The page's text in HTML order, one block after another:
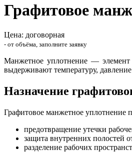
Графитовое
Цена: договорная
- от объёма, заполните заявку
Манжетное уплотнение — элемент
выдерживают температуру,
Назначение
Графитовое манжетное уплотнение
предотвращение утечки
защита внутренних полостей
разделение рабочих